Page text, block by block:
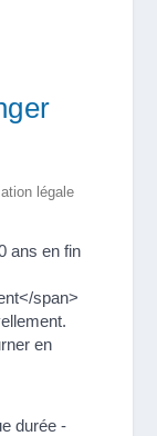
légale
ans en fin
span>
en
durée -